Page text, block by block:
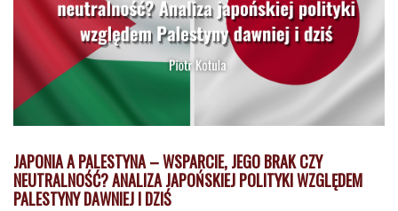
JAPONIA A PALESTYNA – WSPARCIE, JEGO BRAK CZY
NEUTRALNOŚĆ? ANALIZA JAPOŃSKIEJ POLITYKI WZGLĘDEM
PALESTYNY DAWNIEJ I DZIŚ